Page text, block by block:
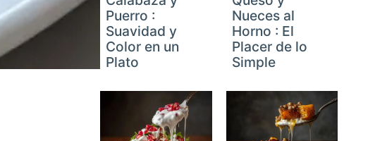
Puerro :
Suavidad y
Color en un
Plato
Nueces al
Horno : El
Placer de lo
Simple